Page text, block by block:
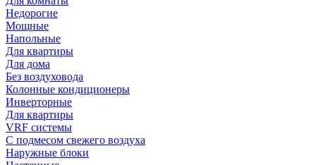
Недорогие
Мощные
Напольные
Для квартиры
Для дома
Без воздуховода
Колонные кондиционеры
Инверторные
Для квартиры
VRF системы
С подмесом свежего воздуха
Наружные блоки